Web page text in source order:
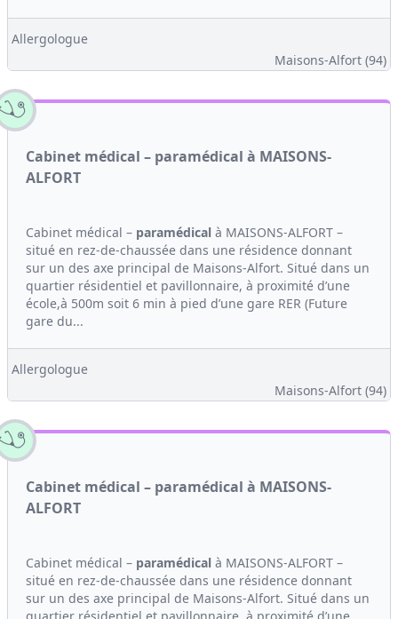
Allergologue
Maisons-Alfort (94)
Cabinet médical – paramédical à MAISONS-
ALFORT
Cabinet médical – paramédical à MAISONS-ALFORT –
situé en rez-de-chaussée dans une résidence donnant
sur un des axe principal de Maisons-Alfort. Situé dans un
quartier résidentiel et pavillonnaire, à proximité d’une
école,à 500m soit 6 min à pied d’une gare RER (Future
gare du...
Allergologue
Maisons-Alfort (94)
Cabinet médical – paramédical à MAISONS-
ALFORT
Cabinet médical – paramédical à MAISONS-ALFORT –
situé en rez-de-chaussée dans une résidence donnant
sur un des axe principal de Maisons-Alfort. Situé dans un